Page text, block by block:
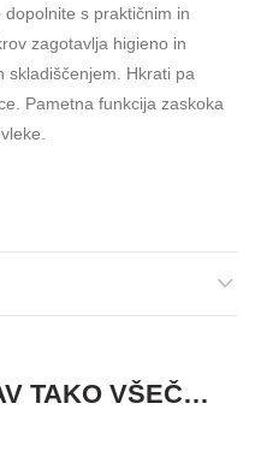
s praktičnim in
zagotavlja higieno in
skladiščenjem. Hkrati pa
Pametna funkcija zaskoka
TAKO VŠEČ…